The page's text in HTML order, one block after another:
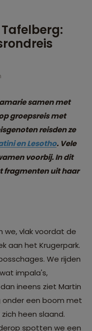
samen met
groepsreis met
reisden ze
en Lesotho. Vele
voorbij. In dit
fragmenten uit haar
we, vlak voordat de
aan het Krugerpark.
We rijden
impala's,
ineens ziet Martin
onder een boom met
heen slaand.
spotten we een